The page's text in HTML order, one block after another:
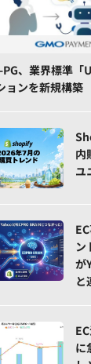
、業界標準「
ョンを新規構築
内
ユ
ン
が
と
に